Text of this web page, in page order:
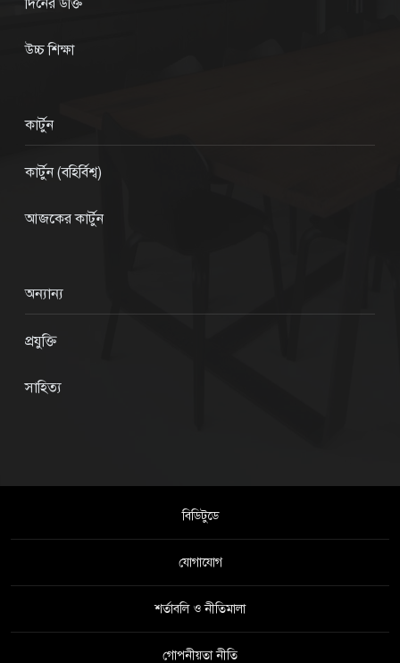
উচ্চ শিক্ষা
কার্টুন
কার্টুন (বহির্বিশ্ব)
আজকের কার্টুন
অন্যান্য
প্রযুক্তি
সাহিত্য
বিডিটুডে
যোগাযোগ
শর্তাবলি ও নীতিমালা
গোপনীয়তা নীতি